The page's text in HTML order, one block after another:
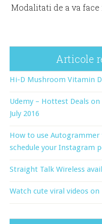
Modalitati de a va
Articole
Hi-D Mushroom Vitamin
Udemy – Hottest Deals
July 2016
How to use
schedule your Instagram
Straight Talk Wireless
Watch cute viral videos on